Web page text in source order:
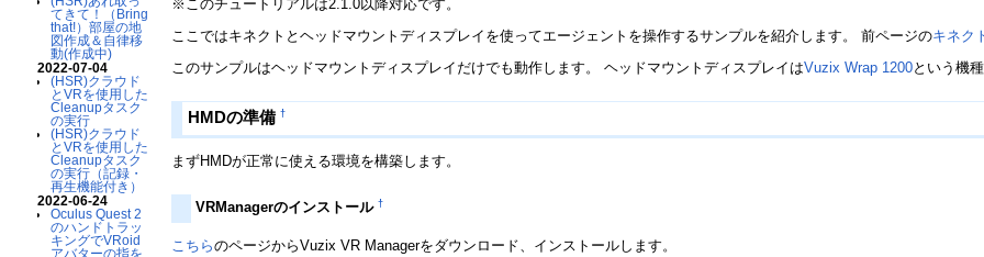
てきて！（Bring
that!）部屋の地
図作成＆自律移
動(作成中)
2022-07-04
(HSR)クラウド
とVRを使用した
Cleanupタスク
の実行
(HSR)クラウド
とVRを使用した
Cleanupタスク
の実行（記録・
再生機能付き）
2022-06-24
Oculus Quest 2
のハンドトラッ
キングでVRoid
アバターの指を
※このチュートリアルは2.1.0以降対応です。
ここではキネクトとヘッドマウントディスプレイを使ってエージェントを操作するサンプルを紹介します。 前ページのキネク
このサンプルはヘッドマウントディスプレイだけでも動作します。 ヘッドマウントディスプレイはVuzix Wrap 1200という機
HMDの準備 †
まずHMDが正常に使える環境を構築します。
VRManagerのインストール †
こちらのページからVuzix VR Managerをダウンロード、インストールします。